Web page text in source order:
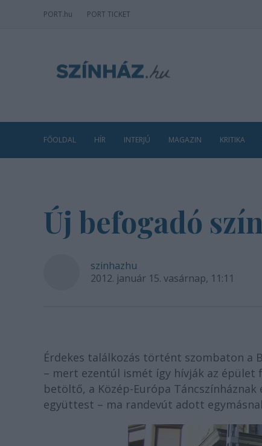
PORT.hu PORT TICKET
FŐOLDAL HÍR INTERJÚ MAGAZIN KRITIKA
Új befogadó
szinhazhu
2012. január 15. vasárnap, 11:11
Érdekes találkozás történt szombaton a
– mert ezentúl ismét így hívják az
betöltő, a Közép-Európa
együttest – ma randevút adott